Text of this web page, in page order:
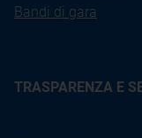
Bandi di gara
TRASPARENZA E